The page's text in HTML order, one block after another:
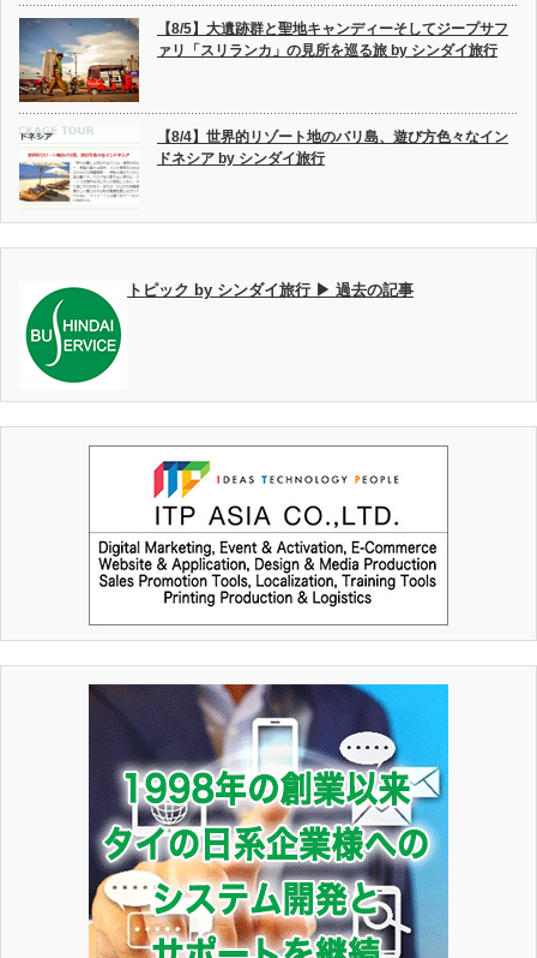
【8/5】大遺跡群と聖地キャンディーそしてジープサフ
ァリ「スリランカ」の見所を巡る旅 by シンダイ旅行
【8/4】世界的リゾート地のバリ島、遊び方色々なイン
ドネシア by シンダイ旅行
トピック by シンダイ旅行 ▶ 過去の記事